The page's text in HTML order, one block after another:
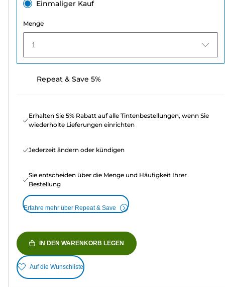
Einmaliger Kauf
Menge
1
Repeat & Save 5%
Erhalten Sie 5% Rabatt auf alle Tintenbestellungen, wenn Sie
wiederholte Lieferungen einrichten
Jederzeit ändern oder kündigen
Sie entscheiden über die Menge und Häufigkeit Ihrer
Bestellung
Erfahre mehr über Repeat & Save
IN DEN WARENKORB LEGEN
Auf die Wunschliste